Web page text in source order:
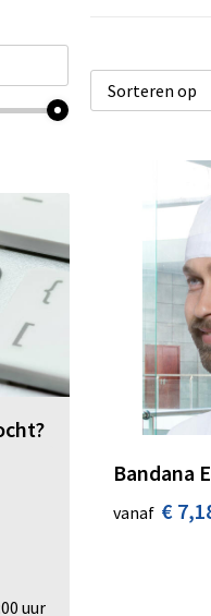
uur
Bandana
vanaf €